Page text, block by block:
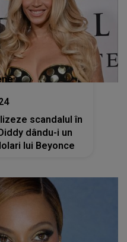
scandalul în
dându-i un
lui Beyonce